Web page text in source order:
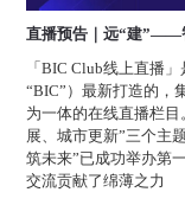
直播预告｜远“建”——
「BIC Club线上直播
“BIC”）最新打造的，
为一体的在线直播栏
展、城市更新”三个主
筑未来”已成功举办第
交流贡献了绵薄之力